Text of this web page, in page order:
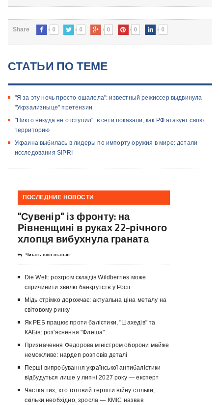
Share 0 0 0 0 0
СТАТЬИ ПО ТЕМЕ
"Я за эту ночь просто ошалела": известный режиссер выдвинула
"Укрзализныце" претензии
"Никто никуда не отступил": в сети показали, как РФ атакует свою
территорию
Украина выбилась в лидеры по импорту оружия в мире: детали
исследования SIPRI
ПОСЛЕДНИЕ НОВОСТИ
"Сувенір" із фронту: на
Рівненщині в руках 22-річного
хлопця вибухнула граната
Читать всю статью
Die Welt: розгром складів Wildberries може
спричинити хвилю банкрутств у Росії
Мідь стрімко дорожчає: актуальна ціна металу на
світовому ринку
Як РЕБ працює проти балістики, "Шахедів" та
КАБів: роз'яснення "Флеша"
Призначення Федорова міністром оборони майже
неможливе: нардеп розповів деталі
Перші випробування української антибалістики
відбудуться лише у липні 2027 року — експерт
Частка тих, хто готовий терпіти війну стільки,
скільки необхідно, зросла — КМІС назвав